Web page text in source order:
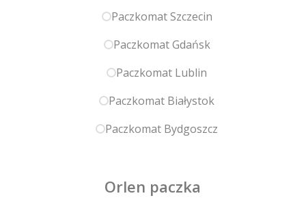
Paczkomat Szczecin
Paczkomat Gdańsk
Paczkomat Lublin
Paczkomat Białystok
Paczkomat Bydgoszcz
Orlen paczka